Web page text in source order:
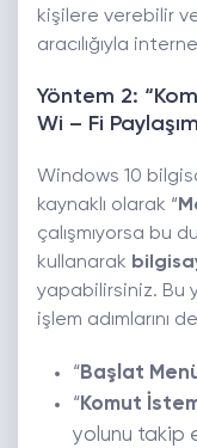
kişilere verebilir
aracılığıyla
Yöntem 2:
Wi – Fi
Windows 10
kaynaklı olarak “
çalışmıyorsa bu
kullanarak
yapabilirsiniz. Bu
işlem adımlarını
“Başlat
“Komut
yolunu takip